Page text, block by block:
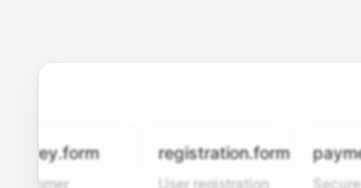
registration.form
User registration Secure